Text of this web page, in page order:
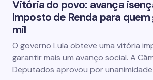
Vitória do povo: avança
Imposto de Renda para
mil
O governo Lula obteve uma vitória
garantir mais um avanço social. A
Deputados aprovou por